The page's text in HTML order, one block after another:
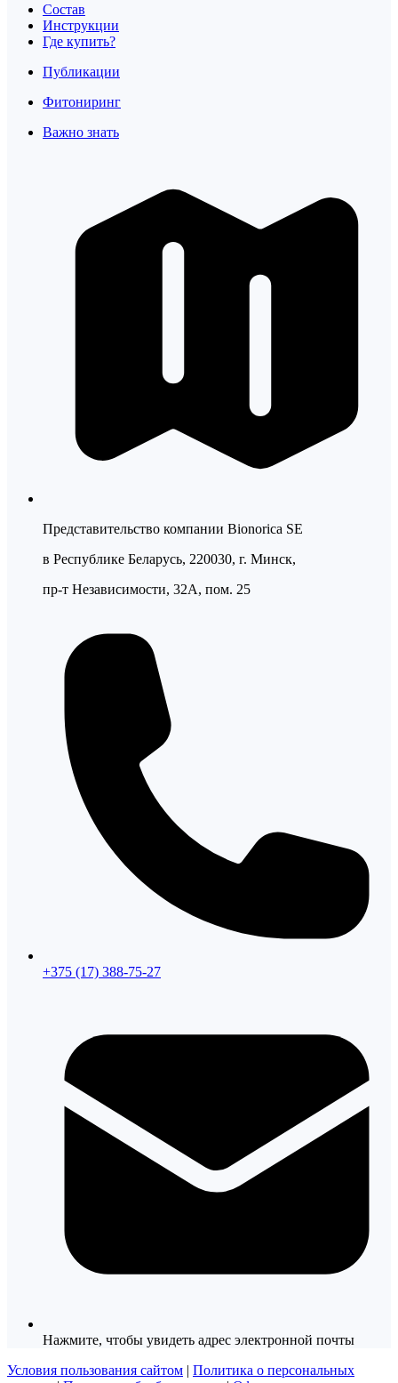
Состав
Инструкции
Где купить?
Публикации
Фитониринг
Важно знать
Представительство компании Bionorica SE
в Республике Беларусь, 220030, г. Минск,
пр-т Независимости, 32А, пом. 25
+375 (17) 388-75-27
Нажмите, чтобы увидеть адрес электронной почты
Условия пользования сайтом | Политика о персональных